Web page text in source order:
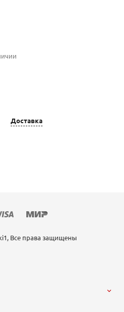
Доставка
Все права защищены